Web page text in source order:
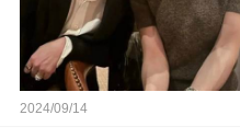
2024/09/14